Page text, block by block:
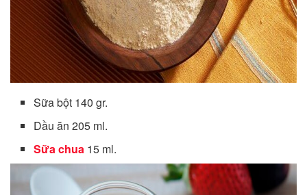
Sữa bột 140 gr.
Dầu ăn 205 ml.
Sữa chua 15 ml.